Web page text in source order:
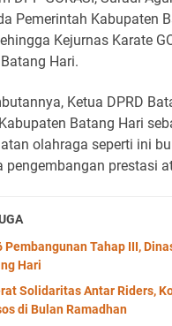
Pemerintah Kabupaten
Kejurnas Karate
Hari.
Ketua DPRD
Batang Hari
olahraga seperti ini
pengembangan prestasi
Pembangunan Tahap III,
Hari
Solidaritas Antar Riders,
di Bulan Ramadhan